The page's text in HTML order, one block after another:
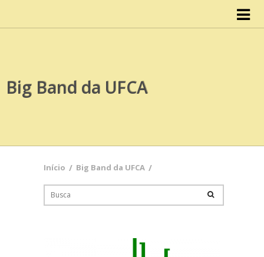
Organograma
Big Band da UFCA
Início / Big Band da UFCA /